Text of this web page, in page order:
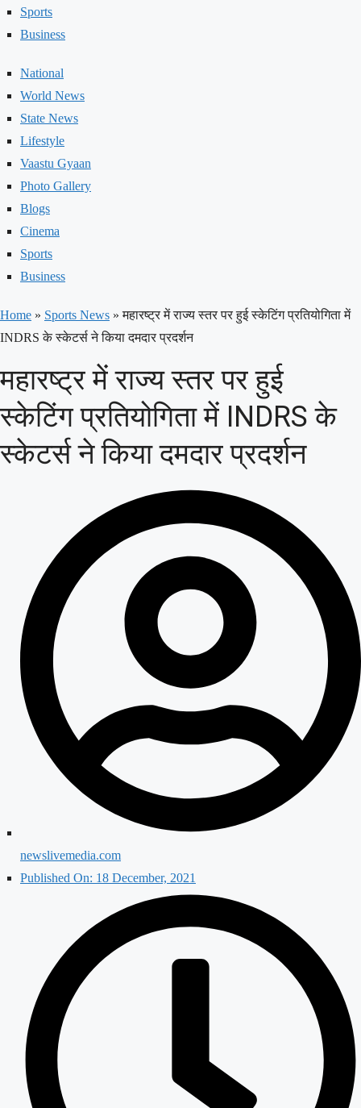
Sports
Business
National
World News
State News
Lifestyle
Vaastu Gyaan
Photo Gallery
Blogs
Cinema
Sports
Business
Home » Sports News »महारष्ट्र में राज्य स्तर पर हुई स्केटिंग प्रतियोगिता में
INDRS के स्केटर्स ने किया दमदार प्रदर्शन
महारष्ट्र में राज्य स्तर पर हुई
स्केटिंग प्रतियोगिता में INDRS के
स्केटर्स ने किया दमदार प्रदर्शन
newslivemedia.com
Published On: 18 December, 2021